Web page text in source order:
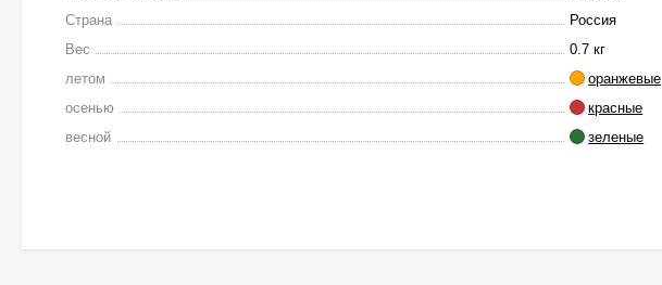
Страна
Россия
Вес
0.7 кг
летом
оранжевые
осенью
красные
весной
зеленые